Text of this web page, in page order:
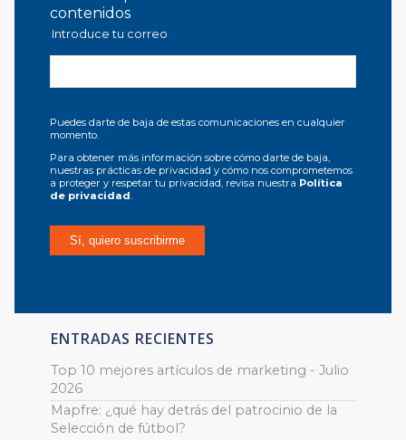
contenidos
Introduce tu correo
Puedes darte de baja de estas comunicaciones en cualquier
momento.
Para obtener más información sobre cómo darte de baja,
nuestras prácticas de privacidad y cómo nos comprometemos
a proteger y respetar tu privacidad, revisa nuestra Política
de privacidad.
ENTRADAS RECIENTES
Top 10 mejores artículos de marketing - Julio
2026
Mapfre: ¿qué hay detrás del patrocinio de la
Selección de fútbol?